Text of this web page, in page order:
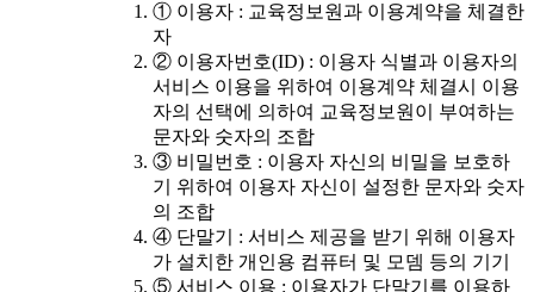
① 이용자 : 교육정보원과 이용계약을 체결한
자
② 이용자번호(ID) : 이용자 식별과 이용자의
서비스 이용을 위하여 이용계약 체결시 이용
자의 선택에 의하여 교육정보원이 부여하는
문자와 숫자의 조합
③ 비밀번호 : 이용자 자신의 비밀을 보호하
기 위하여 이용자 자신이 설정한 문자와 숫자
의 조합
④ 단말기 : 서비스 제공을 받기 위해 이용자
가 설치한 개인용 컴퓨터 및 모뎀 등의 기기
⑤ 서비스 이용 : 이용자가 단말기를 이용하